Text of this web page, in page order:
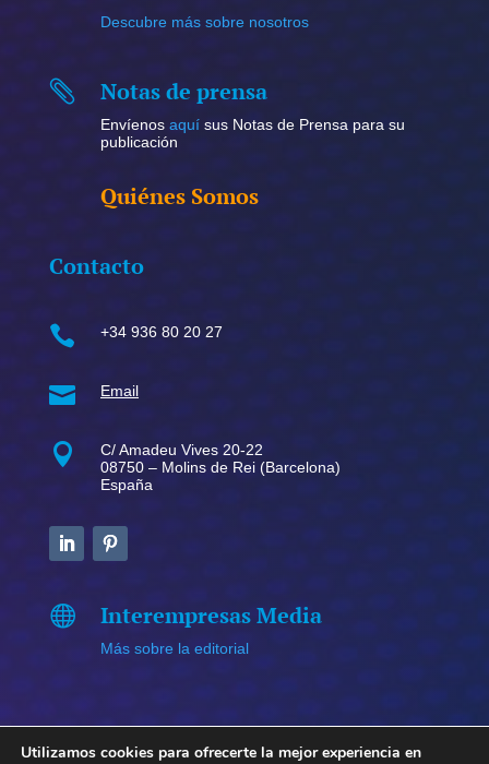
Descubre más sobre nosotros
 Notas de prensa
Envíenos aquísus Notas de Prensa para su
publicación
Quiénes Somos
Contacto
 +34 936 80 20 27
 Email

C/ Amadeu Vives 20-22
08750 – Molins de Rei (Barcelona)
España
 Interempresas Media
Más sobre la editorial
Utilizamos cookies para ofrecerte la mejor experiencia en